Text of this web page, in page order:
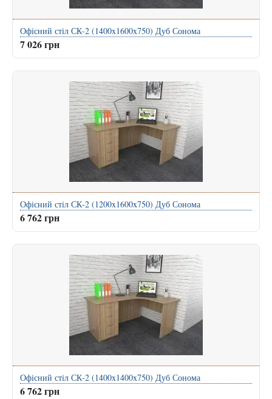
Офісний стіл СК-2 (1400x1600x750) Дуб Сонома
7 026 грн
Офісний стіл СК-2 (1200x1600x750) Дуб Сонома
6 762 грн
Офісний стіл СК-2 (1400x1400x750) Дуб Сонома
6 762 грн